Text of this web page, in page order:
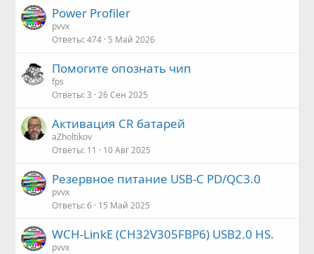
Power Profiler
pvvx
Ответы 474 5 Май 2026
Помогите опознать чип
fps
Ответы 3 26 Сен 2025
Активация CR батарей
aZholtikov
Ответы 11 10 Авг 2025
Резервное питание USB-C PD/QC3.0
pvvx
Ответы 6 15 Май 2025
WCH-LinkE (CH32V305FBP6) USB2.0 HS.
pvvx